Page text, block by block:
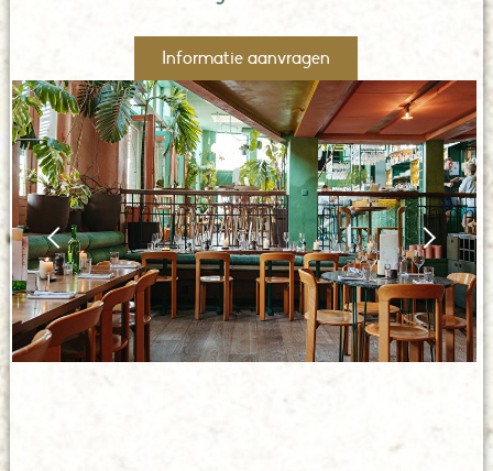
Informatie aanvragen